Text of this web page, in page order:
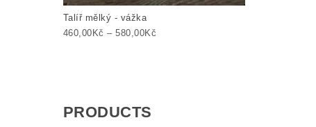
Talíř mělký - vážka
460,00Kč – 580,00Kč
PRODUCTS